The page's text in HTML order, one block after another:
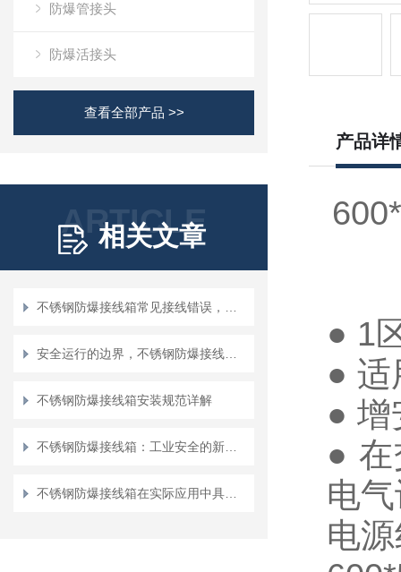
防爆管接头
防爆活接头
查看全部产品 >>
ARTICLE
相关文章
不锈钢防爆接线箱安装规范详解
产品详
● 1
● 适
● 增
●
电
电